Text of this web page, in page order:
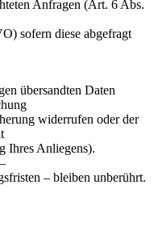
Anfragen (Art. 6 Abs.
sofern diese abgefragt
übersandten Daten
widerrufen oder der
Ihres Anliegens).
– bleiben unberührt.